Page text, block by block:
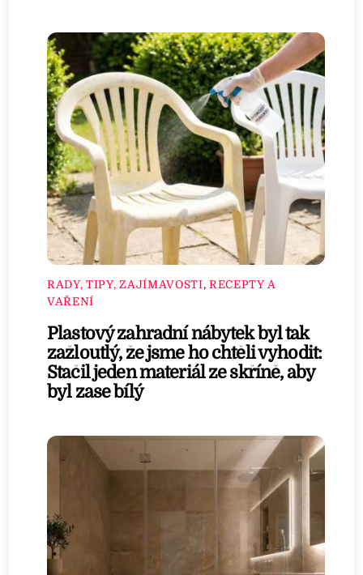
RADY, TIPY, ZAJÍMAVOSTI, RECEPTY A
VAŘENÍ
Plastový zahradní nábytek byl tak
zažloutlý, že jsme ho chtěli vyhodit:
Stačil jeden materiál ze skříně, aby
byl zase bílý